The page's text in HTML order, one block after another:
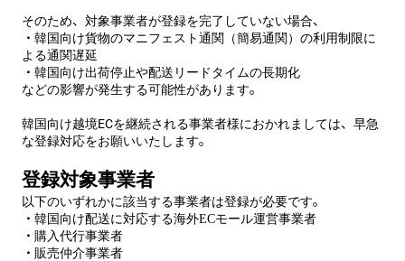
そのため、対象事業者が登録を完了していない場合、
・ 韓国向け貨物のマニフェスト通関（簡易通関）の利用制限に
よる通関遅延
・ 韓国向け出荷停止や配送リードタイムの長期化
などの影響が発生する可能性があります。
韓国向け越境ECを継続される事業者様におかれましては、早急
な登録対応をお願いいたします。
登録対象事業者
以下のいずれかに該当する事業者は登録が必要です。
・ 韓国向け配送に対応する海外ECモール運営事業者
・ 購入代行事業者
・ 販売仲介事業者